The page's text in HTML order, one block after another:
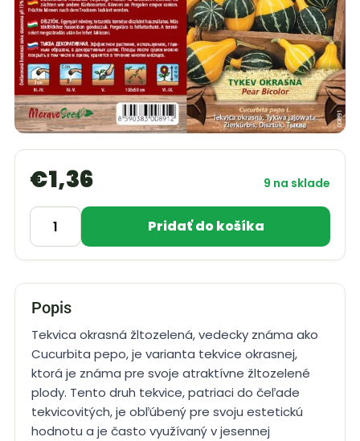
€1,36 9 na sklade
Pridať do košíka
Popis
Tekvica okrasná žltozelená, vedecky známa ako
Cucurbita pepo, je varianta tekvice okrasnej,
ktorá je známa pre svoje atraktívne žltozelené
plody. Tento druh tekvice, patriaci do čeľade
tekvicovitých, je obľúbený pre svoju estetickú
hodnotu a je často využívaný v jesennej